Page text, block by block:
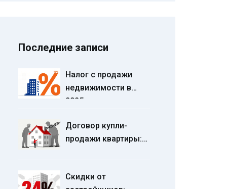
Последние записи
Налог с продажи
недвижимости в
2025 году: новые
уплаты и расчет
суммы
Договор купли-
продажи квартиры:
образец 2026
Скидки от